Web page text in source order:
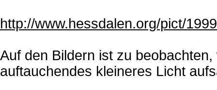
http://www.hessdalen.org/pict/
Auf den Bildern ist zu
auftauchendes kleineres Licht